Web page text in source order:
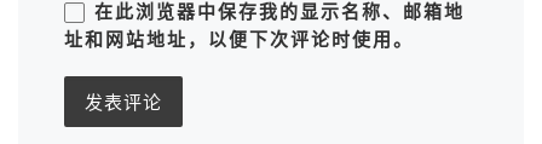
在此浏览器中保存我的显示名称、邮箱地
址和网站地址，以便下次评论时使用。